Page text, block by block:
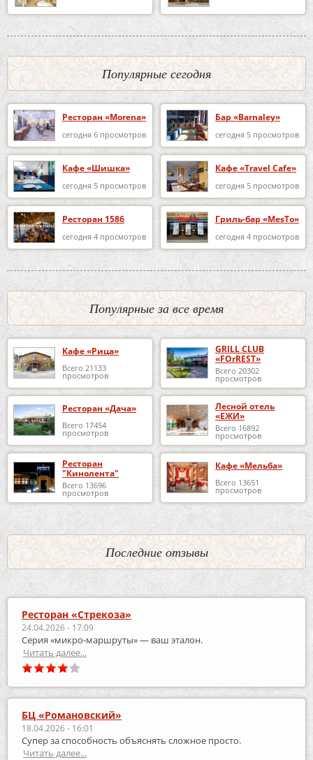
Популярные сегодня
Ресторан «Morena»
сегодня 6 просмотров
Бар «Barnaley»
сегодня 5 просмотров
Кафе «Шишка»
сегодня 5 просмотров
Кафе «Travel Cafe»
сегодня 5 просмотров
Ресторан 1586
сегодня 4 просмотров
Гриль-бар «MesTo»
сегодня 4 просмотров
Популярные за все время
Кафе «Рица»
Всего 21133
просмотров
GRILL CLUB
«FOrREST»
Всего 20302
просмотров
Ресторан «Дача»
Всего 17454
просмотров
Лесной отель
«ЕЖИ»
Всего 16892
просмотров
Ресторан
"Кинолента"
Всего 13696
просмотров
Кафе «Мельба»
Всего 13651
просмотров
Последние отзывы
Ресторан «Стрекоза»
24.04.2026 - 17:09
Серия «микро‑маршруты» — ваш эталон.
Читать далее...
БЦ «Романовский»
18.04.2026 - 16:01
Супер за способность объяснять сложное просто.
Читать далее...